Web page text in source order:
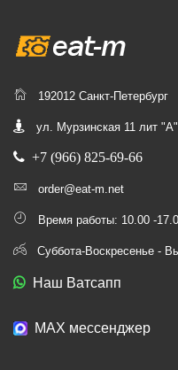
192012 Санкт-Петербург
ул. Мурзинская 11 лит
+7 (966) 825-69-66
order@eat-m.net
Время работы: 10.00 -
Суббота-Воскресенье -
Наш Ватсапп
МАХ мессенджер